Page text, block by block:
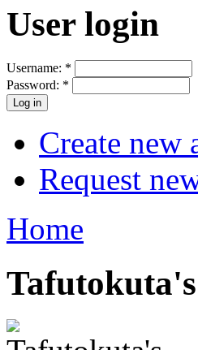
User login
Username: *
Password: *
Create new
Request
Home